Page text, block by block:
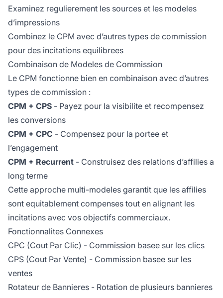
Examinez regulierement les sources et les modeles
d’impressions
Combinez le CPM avec d’autres types de commission
pour des incitations equilibrees
Combinaison de Modeles de Commission
Le CPM fonctionne bien en combinaison avec d’autres
types de commission :
CPM + CPS - Payez pour la visibilite et recompensez
les conversions
CPM + CPC - Compensez pour la portee et
l’engagement
CPM + Recurrent - Construisez des relations d’affilies a
long terme
Cette approche multi-modeles garantit que les affilies
sont equitablement compenses tout en alignant les
incitations avec vos objectifs commerciaux.
Fonctionnalites Connexes
CPC (Cout Par Clic) - Commission basee sur les clics
CPS (Cout Par Vente) - Commission basee sur les
ventes
Rotateur de Bannieres - Rotation de plusieurs bannieres